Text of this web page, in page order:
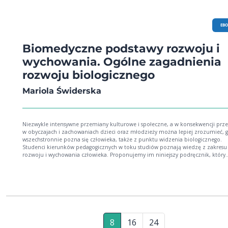
Biomedyczne podstawy rozwoju i
wychowania. Ogólne zagadnienia
rozwoju biologicznego
Mariola Świderska
Niezwykle intensywne przemiany kulturowe i społeczne, a w konsekwencji
w obyczajach i zachowaniach dzieci oraz młodzieży można lepiej zrozumieć,
wszechstronnie pozna się człowieka, także z punktu widzenia biologicznego.
Studenci kierunków pedagogicznych w toku studiów poznają wiedzę z zakresu
rozwoju i wychowania człowieka. Proponujemy im niniejszy podręcznik, który
8 16 24